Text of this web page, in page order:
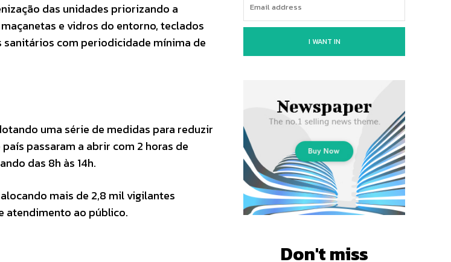
das unidades priorizando a
e vidros do entorno, teclados
sanitários com periodicidade mínima de
uma série de medidas para reduzir
passaram a abrir com 2 horas de
das 8h às 14h.
mais de 2,8 mil vigilantes
atendimento ao público.
I WANT IN
Don't miss